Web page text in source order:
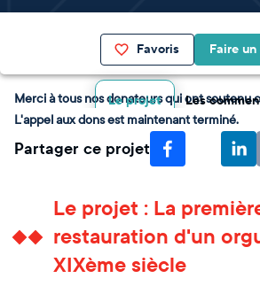
Favoris Faire
Le projet Les
Merci à tous nos donateurs qui ont soutenu
L'appel aux dons est maintenant terminé.
Partager ce projet
Le projet : La
restauration d'un
XIXème siècle